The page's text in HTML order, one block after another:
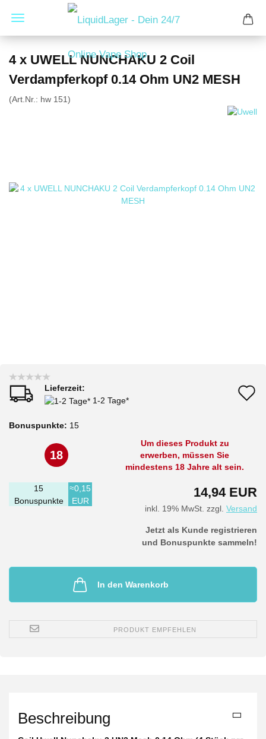
4 x UWELL NUNCHAKU 2 Coil
Verdampferkopf 0.14 Ohm UN2 MESH
(Art.Nr.: hw 151)
Lieferzeit:
1-2 Tage*
Bonuspunkte: 15
18
Um dieses Produkt zu
erwerben, müssen Sie
mindestens 18 Jahre alt sein.
14,94 EUR
inkl. 19% MwSt. zzgl. Versand
15
Bonuspunkte
≈0,15
EUR
Jetzt als Kunde registrieren
und Bonuspunkte sammeln!
In den Warenkorb
PRODUKT EMPFEHLEN
Beschreibung